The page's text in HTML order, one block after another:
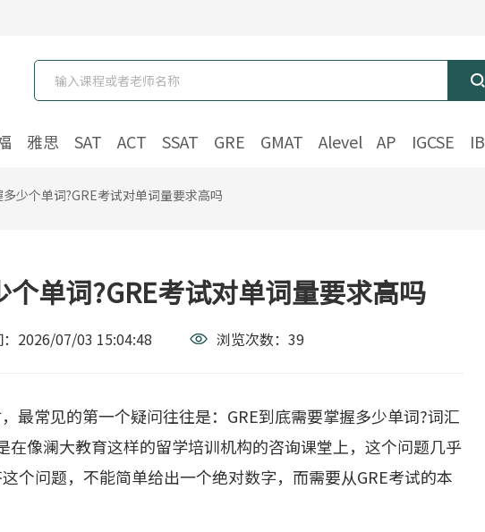
雅思 SAT ACT SSAT GRE GMAT Alevel AP IGCSE IB
少个单词?GRE考试对单词量要求高吗
个单词?GRE考试对单词量要求高吗
2026/07/03 15:04:48 浏览次数：39
最常见的第一个疑问往往是：GRE到底需要掌握多少单词?词汇
像澜大教育这样的留学培训机构的咨询课堂上，这个问题几乎
问题，不能简单给出一个绝对数字，而需要从GRE考试的本